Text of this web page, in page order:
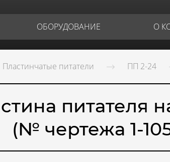
ОБОРУДОВАНИЕ О
Пластинчатые питатели ПП 2-24
питателя
(№ чертежа 1-